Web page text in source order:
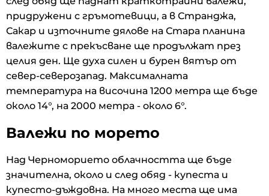
придружени с гръмотевици, а в Странджа,
Сакар и източните дялове на Стара планина
валежите с прекъсване ще продължат през
целия ден. Ще духа силен и бурен вятър от
север-северозапад. Максималната
температура на височина 1200 метра ще бъде
около 14°, на 2000 метра - около 6°.
Валежи по морето
Над Черноморието облачността ще бъде
значителна, около и след обяд - купеста и
купесто-дъждовна. На много места ще има